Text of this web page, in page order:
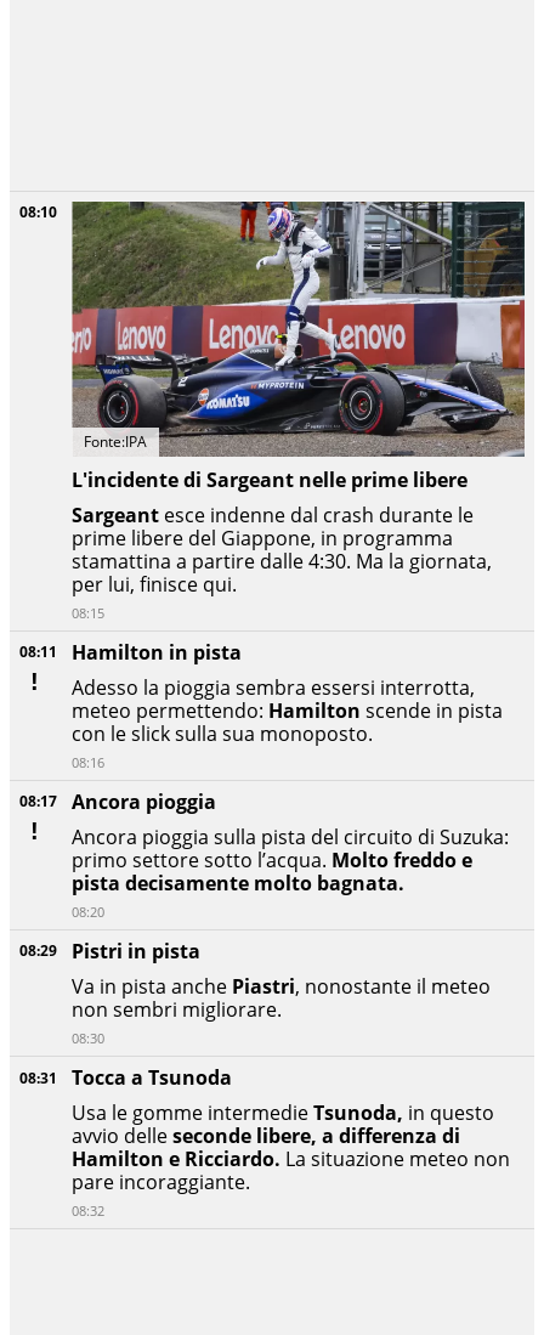
08:31
Tocca a Tsunoda
Usa le gomme intermedieTsunoda, in questo
avvio delleseconde libere, a differenza di
Hamilton e Ricciardo. La situazione meteo non
pare incoraggiante.
08:32
08:29
Pistri in pista
Va in pista anche Piastri, nonostante il meteo
non sembri migliorare.
08:30
08:17
Ancora pioggia
Ancora pioggia sulla pista del circuito di Suzuka:
primo settore sotto l’acqua. Molto freddo e
pista decisamente molto bagnata.
08:20
08:11
Hamilton in pista
Adesso la pioggia sembra essersi interrotta,
meteo permettendo: Hamilton scende in pista
con le slick sulla sua monoposto.
08:16
08:10
Fonte:IPA
L'incidente di Sargeant nelle prime libere
Sargeant esce indenne dal crash durante le
prime libere del Giappone, in programma
stamattina a partire dalle 4:30. Ma la giornata,
per lui, finisce qui.
08:15